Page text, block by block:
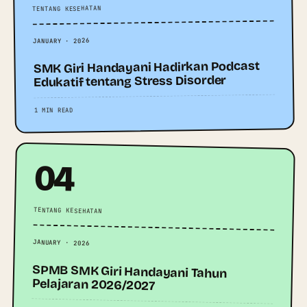
TENTANG KESEHATAN
JANUARY · 2026
SMK Giri Handayani Hadirkan Podcast
Edukatif tentang Stress Disorder
1 MIN READ
04
TENTANG KESEHATAN
JANUARY · 2026
SPMB SMK Giri Handayani Tahun
Pelajaran 2026/2027